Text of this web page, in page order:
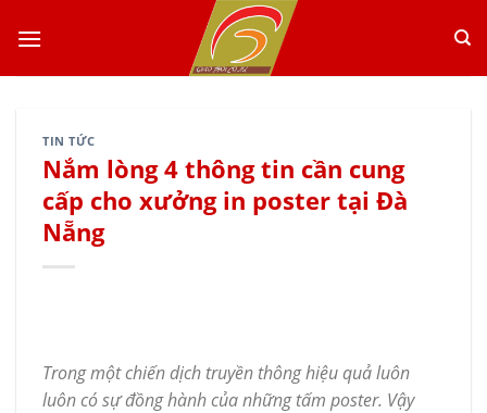
TIN TỨC
Nắm lòng 4 thông tin cần cung
cấp cho xưởng in poster tại Đà
Nẵng
Trong một chiến dịch truyền thông hiệu quả luôn
luôn có sự đồng hành của những tấm poster. Vậy